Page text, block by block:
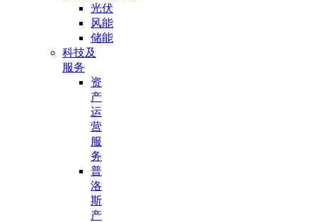
光伏
风能
储能
科技及
服务
资
产
运
营
服
务
普
洛
斯
产